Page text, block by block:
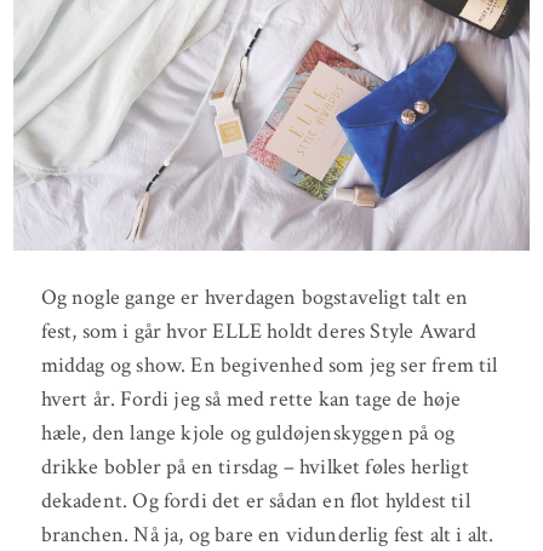
Og nogle gange er hverdagen bogstaveligt talt en
fest, som i går hvor ELLE holdt deres Style Award
middag og show. En begivenhed som jeg ser frem til
hvert år. Fordi jeg så med rette kan tage de høje
hæle, den lange kjole og guldøjenskyggen på og
drikke bobler på en tirsdag – hvilket føles herligt
dekadent. Og fordi det er sådan en flot hyldest til
branchen. Nå ja, og bare en vidunderlig fest alt i alt.